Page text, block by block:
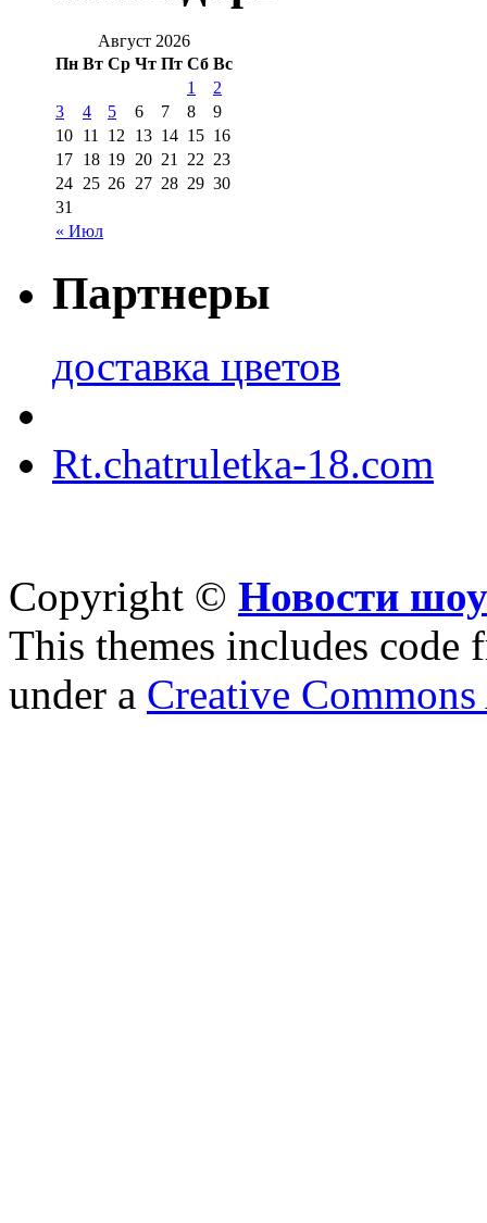
Август 2026
Пн Вт Ср Чт Пт Сб Вс
« Июл
1
2
3
4 5 6 7 8
9
10 11 12 13 14 15 16
17 18 19 20 21 22 23
24 25 26 27 28 29 30
31
Партнеры
доставка цветов
Rt.chatruletka-18.com
Copyright © Новости
This themes includes code
under a Creative